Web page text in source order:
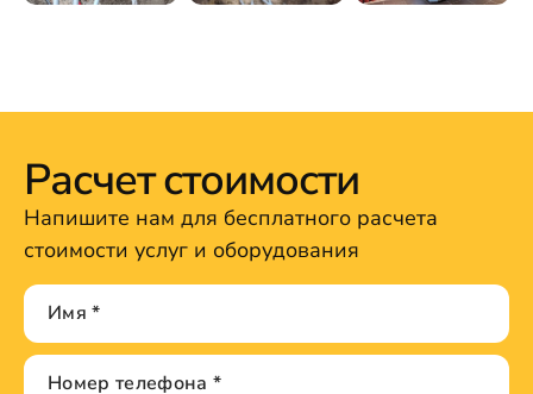
Расчет стоимости
Напишите нам для бесплатного расчета
стоимости услуг и оборудования